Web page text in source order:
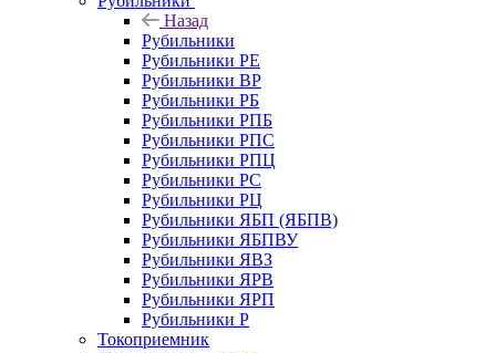
Назад
Рубильники
Рубильники РЕ
Рубильники ВР
Рубильники РБ
Рубильники РПБ
Рубильники РПС
Рубильники РПЦ
Рубильники РС
Рубильники РЦ
Рубильники ЯБП (ЯБПВ)
Рубильники ЯБПВУ
Рубильники ЯВЗ
Рубильники ЯРВ
Рубильники ЯРП
Рубильники Р
Токоприемник